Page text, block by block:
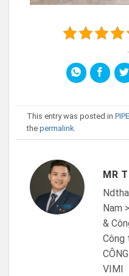
This entry was posted in
thepermalink
MR
Nam
&
Công
VIMI